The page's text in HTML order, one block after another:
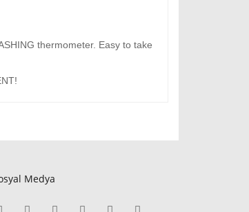
thermometer. Easy to take
Medya